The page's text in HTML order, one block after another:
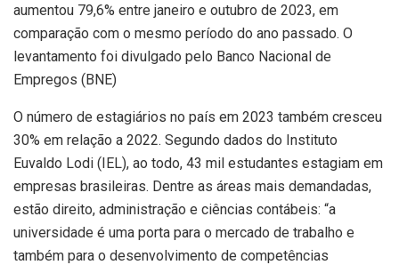
aumentou 79,6% entre janeiro e outubro de 2023, em
comparação com o mesmo período do ano passado. O
levantamento foi divulgado pelo Banco Nacional de
Empregos (BNE)
O número de estagiários no país em 2023 também cresceu
30% em relação a 2022. Segundo dados do Instituto
Euvaldo Lodi (IEL), ao todo, 43 mil estudantes estagiam em
empresas brasileiras. Dentre as áreas mais demandadas,
estão direito, administração e ciências contábeis: “a
universidade é uma porta para o mercado de trabalho e
também para o desenvolvimento de competências